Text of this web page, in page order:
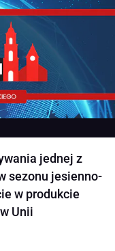
jednej z
sezonu jesienno-
w produkcie
Unii